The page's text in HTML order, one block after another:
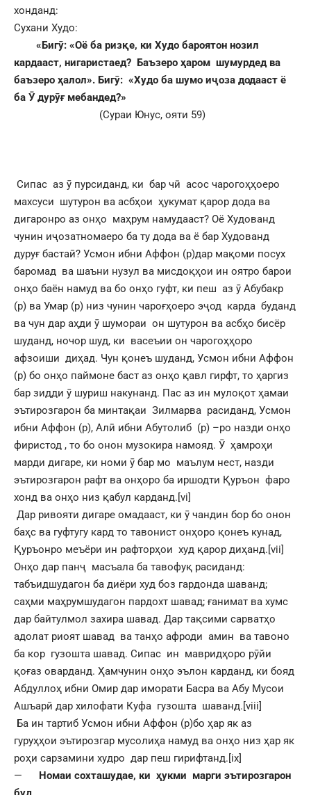
хонданд:
Сухани Худо:
«Бигӯ: «Оё ба ризқе, ки Худо бароятон нозил
кардааст, нигаристаед? Баъзеро ҳаром шумурдед ва
баъзеро ҳалол». Бигӯ: «Худо ба шумо иҷоза додааст ё
ба Ӯ дурӯғ мебандед?»
(Сураи Юнус, ояти 59)
Сипас аз ӯ пурсиданд, ки бар чӣ асос чарогоҳҳоеро
махсуси шутурон ва асбҳои ҳукумат қарор дода ва
дигаронро аз онҳо маҳрум намудааст? Оё Худованд
чунин иҷозатномаеро ба ту дода ва ё бар Худованд
дуруғ бастаӣ? Усмон ибни Аффон (р)дар мақоми посух
баромад ва шаъни нузул ва мисдоқҳои ин оятро барои
онҳо баён намуд ва бо онҳо гуфт, ки пеш аз ӯ Абубакр
(р) ва Умар (р) низ чунин чароғҳоеро эҷод карда буданд
ва чун дар аҳди ӯ шумораи он шутурон ва асбҳо бисёр
шуданд, ночор шуд, ки васеъии он чарогоҳҳоро
афзоиши диҳад. Чун қонеъ шуданд, Усмон ибни Аффон
(р) бо онҳо паймоне баст аз онҳо қавл гирфт, то ҳаргиз
бар зидди ӯ шуриш накунанд. Пас аз ин мулоқот ҳамаи
эътирозгарон ба минтақаи Зилмарва расиданд, Усмон
ибни Аффон (р), Алӣ ибни Абутолиб (р) –ро назди онҳо
фиристод , то бо онон музокира намояд. Ӯ ҳамроҳи
марди дигаре, ки номи ӯ бар мо маълум нест, назди
эътирозгарон рафт ва онҳоро ба иршодти Қуръон фаро
хонд ва онҳо низ қабул карданд.[vi]
Дар ривояти дигаре омадааст, ки ӯ чандин бор бо онон
баҳс ва гуфтугу кард то тавонист онҳоро қонеъ кунад,
Қуръонро меъёри ин рафторҳои худ қарор диҳанд.[vii]
Онҳо дар панҷ масъала ба тавофуқ расиданд:
табъидшудагон ба диёри худ боз гардонда шаванд;
саҳми маҳрумшудагон пардохт шавад; ғанимат ва хумс
дар байтулмол захира шавад. Дар тақсими сарватҳо
адолат риоят шавад ва танҳо афроди амин ва тавоно
ба кор гузошта шавад. Сипас ин мавридҳоро рӯйи
қоғаз оварданд. Ҳамчунин онҳо эълон карданд, ки бояд
Абдуллоҳ ибни Омир дар иморати Басра ва Абу Мусои
Ашъарӣ дар хилофати Куфа гузошта шаванд.[viii]
Ба ин тартиб Усмон ибни Аффон (р)бо ҳар як аз
гуруҳҳои эътирозгар мусолиҳа намуд ва онҳо низ ҳар як
роҳи сарзамини худро дар пеш гирифтанд.[ix]
— Номаи сохташудае, ки ҳукми марги эътирозгарон